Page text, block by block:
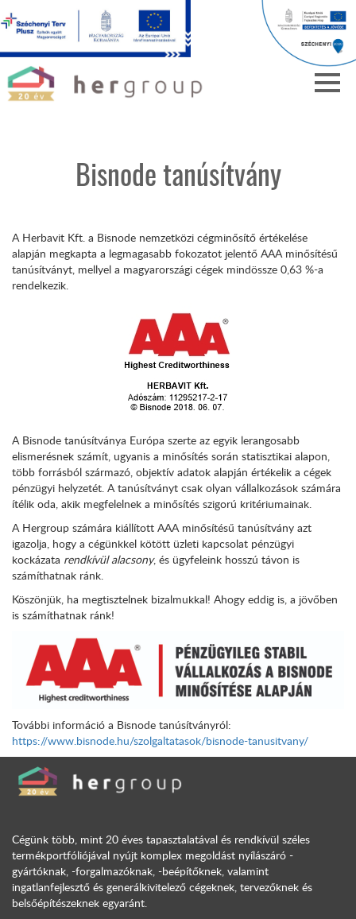
Bisnode tanúsítvány
A Herbavit Kft. a Bisnode nemzetközi cégminősítő értékelése
alapján megkapta a legmagasabb fokozatot jelentő AAA minősítésű
tanúsítványt, mellyel a magyarországi cégek mindössze 0,63 %-a
rendelkezik.
A Bisnode tanúsítványa Európa szerte az egyik lerangosabb
elismerésnek számít, ugyanis a minősítés során statisztikai alapon,
több forrásból származó, objektív adatok alapján értékelik a cégek
pénzügyi helyzetét. A tanúsítványt csak olyan vállalkozások számára
ítélik oda, akik megfelelnek a minősítés szigorú kritériumainak.
A Hergroup számára kiállított AAA minősítésű tanúsítvány azt
igazolja, hogy a cégünkkel kötött üzleti kapcsolat pénzügyi
kockázata rendkívül alacsony, és ügyfeleink hosszú távon is
számíthatnak ránk.
Köszönjük, ha megtisztelnek bizalmukkal! Ahogy eddig is, a jövőben
is számíthatnak ránk!
További információ a Bisnode tanúsítványról:
https://www.bisnode.hu/szolgaltatasok/bisnode-tanusitvany/
Cégünk több, mint 20 éves tapasztalatával és rendkívül széles
termékportfóliójával nyújt komplex megoldást nyílászáró -
gyártóknak, -forgalmazóknak, -beépítőknek, valamint
ingatlanfejlesztő és generálkivitelező cégeknek, tervezőknek és
belsőépítészeknek egyaránt.